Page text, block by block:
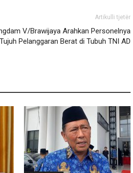
Artikulli tjetër
V/Brawijaya Arahkan Personelnya
Pelanggaran Berat di Tubuh TNI AD